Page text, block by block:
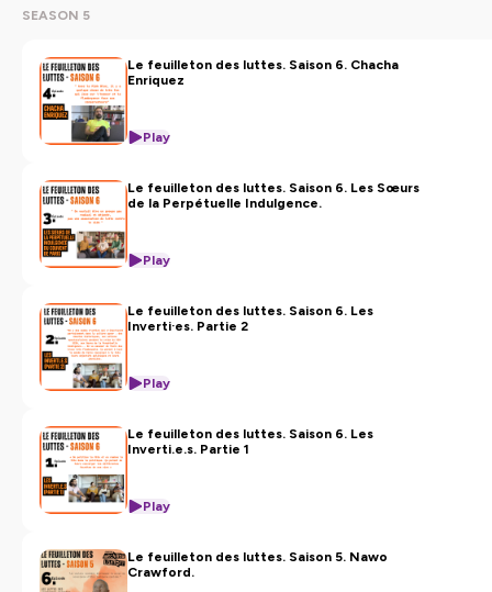
SEASON 5
Le feuilleton des luttes. Saison 6. Chacha
Enriquez
Play
Le feuilleton des luttes. Saison 6. Les Sœurs
de la Perpétuelle Indulgence.
Play
Le feuilleton des luttes. Saison 6. Les
Inverti·es. Partie 2
Play
Le feuilleton des luttes. Saison 6. Les
Inverti.e.s. Partie 1
Play
Le feuilleton des luttes. Saison 5. Nawo
Crawford.